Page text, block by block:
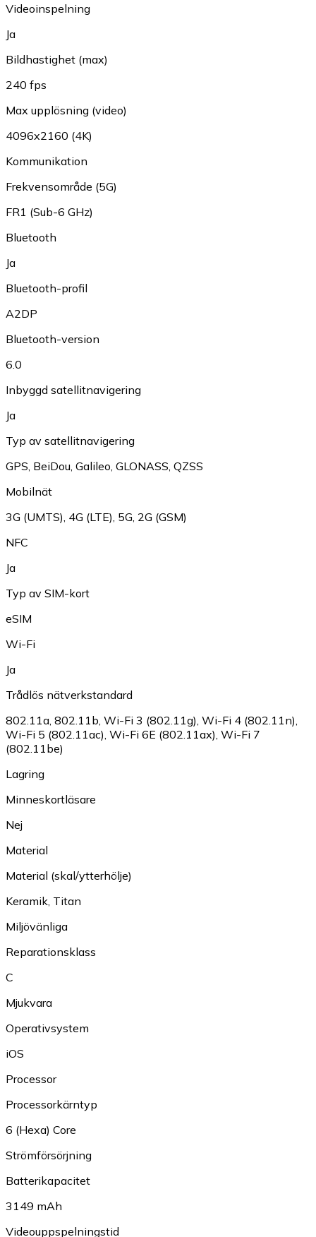
Videoinspelning
Ja
Bildhastighet (max)
240 fps
Max upplösning (video)
4096x2160 (4K)
Kommunikation
Frekvensområde (5G)
FR1 (Sub-6 GHz)
Bluetooth
Ja
Bluetooth-profil
A2DP
Bluetooth-version
6.0
Inbyggd satellitnavigering
Ja
Typ av satellitnavigering
GPS BeiDou Galileo GLONASS QZSS
Mobilnät
3G (UMTS) 4G (LTE) 5G 2G (GSM)
NFC
Ja
Typ av SIM-kort
eSIM
Wi-Fi
Ja
Trådlös nätverkstandard
802.11a 802.11b Wi-Fi 3 (802.11g) Wi-Fi 4 (802.11n)
Wi-Fi 5 (802.11ac) Wi-Fi 6E (802.11ax) Wi-Fi 7
(802.11be)
Lagring
Minneskortläsare
Nej
Material
Material (skal/ytterhölje)
Keramik Titan
Miljövänliga
Reparationsklass
C
Mjukvara
Operativsystem
iOS
Processor
Processorkärntyp
6 (Hexa) Core
Strömförsörjning
Batterikapacitet
3149 mAh
Videouppspelningstid